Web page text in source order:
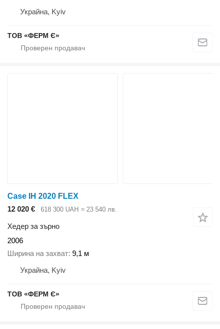
Украйна, Kyiv
ТОВ «ФЕРМ Є»
Case IH 2020 FLEX
12 020 €
618 300 UAH ≈ 23 540 лв.
Хедер за зърно
2006
Ширина на захват 9,1 м
Украйна, Kyiv
ТОВ «ФЕРМ Є»